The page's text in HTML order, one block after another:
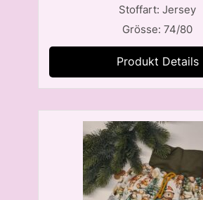
Stoffart: Jersey
Grösse: 74/80
Produkt Details